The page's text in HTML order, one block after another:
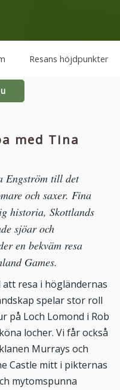
Resans höjdpunkter
med Tina
Engström till det
och saxer. Fina
historia, Skottlands
sjöar och
en bekväm resa
Games.
resa i högländernas
spelar stor roll
på Loch Lomond i Rob
locher. Vi får också
Murrays och
Castle mitt i pikternas
mytomspunna